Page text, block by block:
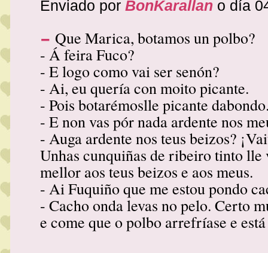
Enviado por BonKarallan o día
- Que Marica, botamos un polbo?
- Á feira Fuco?
- E logo como vai ser senón?
- Ai, eu quería con moito picante.
- Pois botarémoslle picante
- E non vas pór nada ardente nos
- Auga ardente nos teus beizos?
Unhas cunquiñas de ribeiro tinto lle
mellor aos teus beizos e aos meus.
- Ai Fuquiño que me estou pondo
- Cacho onda levas no pelo. Certo
e come que o polbo arrefríase e